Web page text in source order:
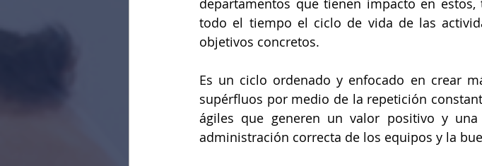
departamentos que tienen impacto en
todo el tiempo el ciclo de vida de las
objetivos concretos.
Es un ciclo ordenado y enfocado en crear
supérfluos por medio de la repetición
ágiles que generen un valor positivo y
administración correcta de los equipos y la